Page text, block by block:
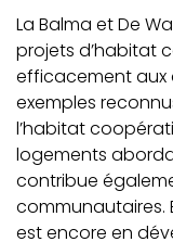
La Balma et De
projets d’habitat
efficacement aux
exemples
l’habitat
logements
contribue
communautaires.
est encore en